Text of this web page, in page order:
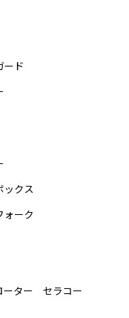
ード
ックス
ォーク
ーター セラコー